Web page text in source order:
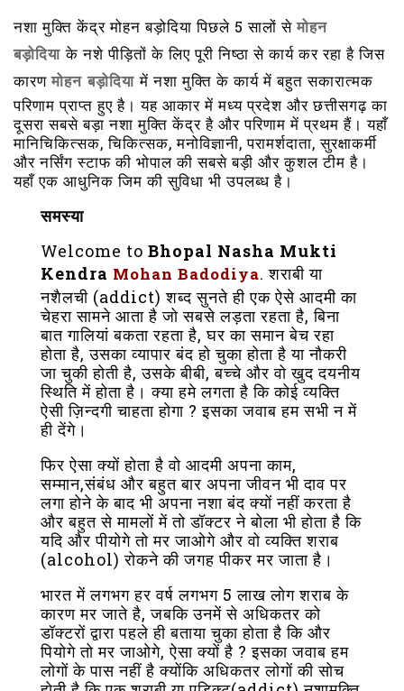
नशा मुक्ति केंद्र मोहन बड़ोदिया पिछले 5 सालों सेमोहन
बड़ोदियाके नशे पीड़ितों के लिए पूरी निष्ठा से कार्य कर रहा है जिस
कारणमोहन बड़ोदियामें नशा मुक्ति के कार्य में बहुत सकारात्मक
परिणाम प्राप्त हुए है। यह आकार में मध्य प्रदेश और छत्तीसगढ़ का
दूसरा सबसे बड़ा नशा मुक्ति केंद्र है और परिणाम में प्रथम हैं। यहाँ
मानिचिकित्सक, चिकित्सक, मनोविज्ञानी, परामर्शदाता, सुरक्षाकर्मी
और नर्सिंग स्टाफ की भोपाल की सबसे बड़ी और कुशल टीम है।
यहाँ एक आधुनिक जिम की सुविधा भी उपलब्ध है।
समस्या
Welcome to Bhopal Nasha Mukti
Kendra Mohan Badodiya. शराबी या
नशैलची (addict) शब्द सुनते ही एक ऐसे आदमी का
चेहरा सामने आता है जो सबसे लड़ता रहता है, बिना
बात गालियां बकता रहता है, घर का समान बेच रहा
होता है, उसका व्यापार बंद हो चुका होता है या नौकरी
जा चुकी होती है, उसके बीबी, बच्चे और वो खुद दयनीय
स्थिति में होता है। क्या हमे लगता है कि कोई व्यक्ति
ऐसी ज़िन्दगी चाहता होगा ? इसका जवाब हम सभी न में
ही देंगे।
फिर ऐसा क्यों होता है वो आदमी अपना काम,
सम्मान,संबंध और बहुत बार अपना जीवन भी दाव पर
लगा होने के बाद भी अपना नशा बंद क्यों नहीं करता है
और बहुत से मामलों में तो डॉक्टर ने बोला भी होता है कि
यदि और पीयोगे तो मर जाओगे और वो व्यक्ति शराब
(alcohol) रोकने की जगह पीकर मर जाता है।
भारत में लगभग हर वर्ष लगभग 5 लाख लोग शराब के
कारण मर जाते है, जबकि उनमें से अधिकतर को
डॉक्टरों द्वारा पहले ही बताया चुका होता है कि और
पियोगे तो मर जाओगे, ऐसा क्यों है ? इसका जवाब हम
लोगों के पास नहीं है क्योंकि अधिकतर लोगों की सोच